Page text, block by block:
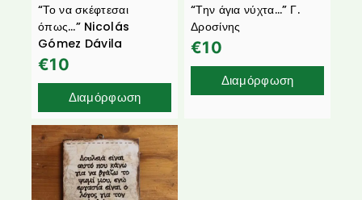
“Το να σκέφτεσαι
όπως…” Nicolás
Gómez Dávila
€10
Διαμόρφωση
“Την άγια νύχτα…” Γ.
Δροσίνης
€10
Διαμόρφωση